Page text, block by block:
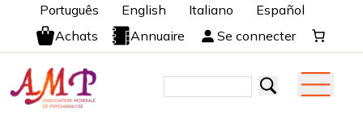
Português English Italiano
Español
Achats
Annuaire Se connecter